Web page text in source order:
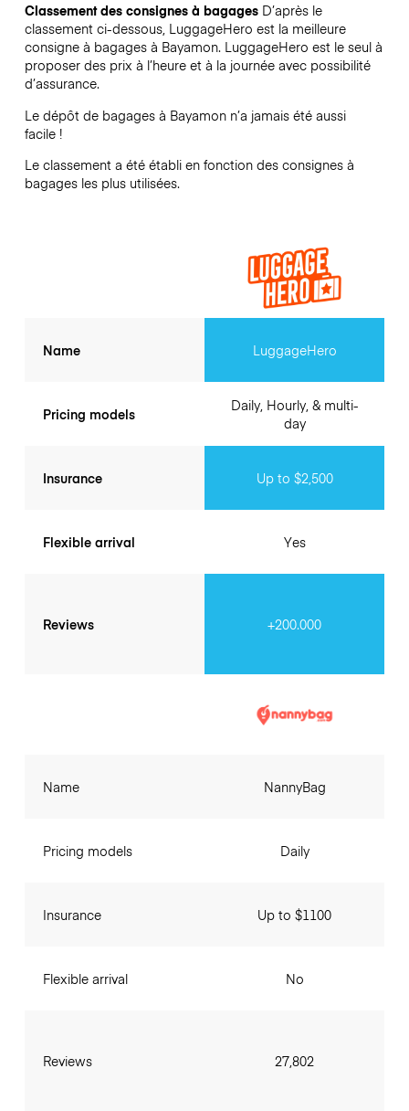
Classement des consignes à bagages D’après le
classement ci-dessous, LuggageHero est la meilleure
consigne à bagages à Bayamon. LuggageHero est le seul à
proposer des prix à l’heure et à la journée avec possibilité
d’assurance.
Le dépôt de bagages à Bayamonn’a jamais été aussi
facile !
Le classement a été établi en fonction des consignes à
bagages les plus utilisées.
Name
Pricing models
Insurance
Flexible arrival
Reviews
LuggageHero
Daily, Hourly, & multi-
day
Up to $2,500
Yes
+200.000
Name
Pricing models
Insurance
Flexible arrival
Reviews
NannyBag
Daily
Up to $1100
No
27,802